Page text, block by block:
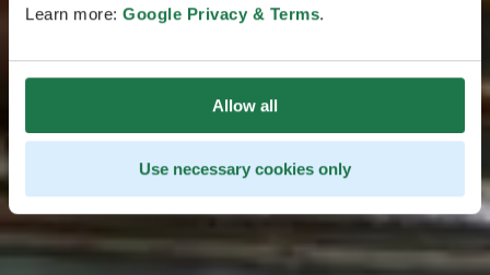
Learn more: Google Privacy & Terms.
Allow all
Use necessary cookies only